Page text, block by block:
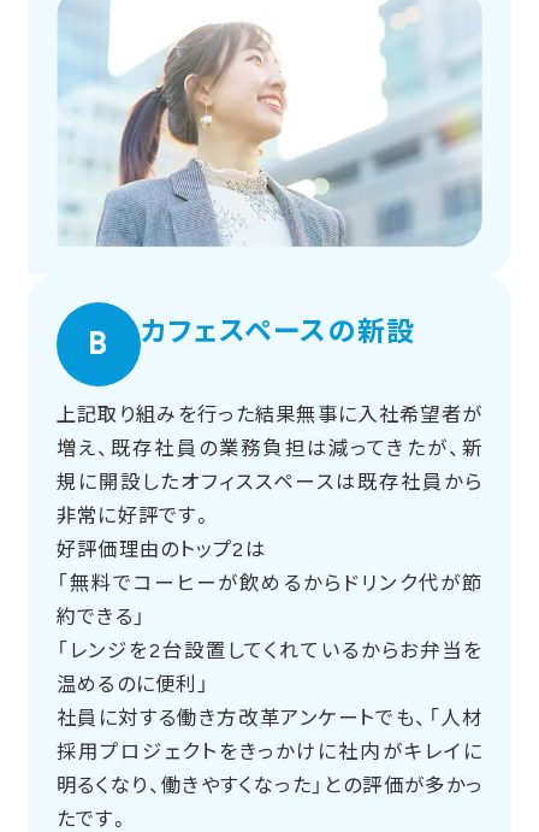
B カフェスペースの新設
上記取り組みを行った結果無事に入社希望者が
増え、既存社員の業務負担は減ってきたが、新
規に開設したオフィススペースは既存社員から
非常に好評です。
好評価理由のトップ2は
「無料でコーヒーが飲めるからドリンク代が節
約できる」
「レンジを2台設置してくれているからお弁当を
温めるのに便利」
社員に対する働き方改革アンケートでも、「人材
採用プロジェクトをきっかけに社内がキレイに
明るくなり、働きやすくなった」との評価が多かっ
たです。